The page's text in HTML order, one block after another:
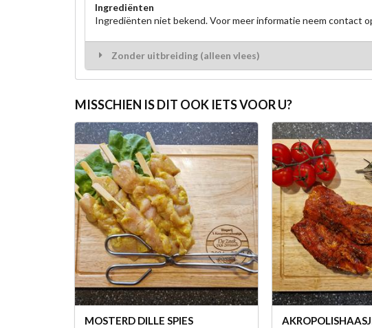
Ingrediënten
Ingrediënten niet bekend. Voor meer informatie neem contact
Zonder uitbreiding (alleen vlees)
MISSCHIEN IS DIT OOK IETS VOOR U?
MOSTERD DILLE SPIES